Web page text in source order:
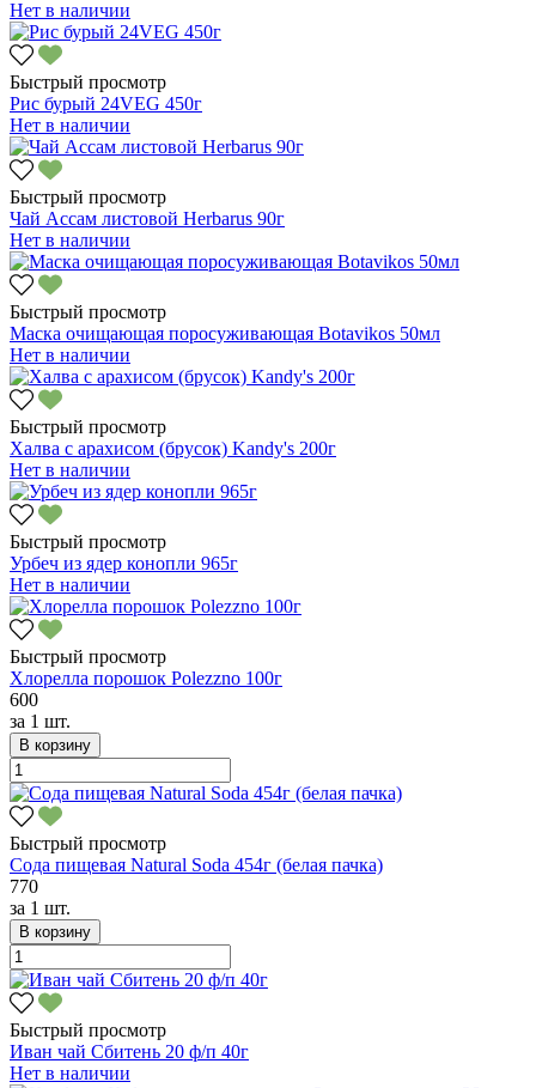
Нет в наличии
Быстрый просмотр
Рис бурый 24VEG 450г
Нет в наличии
Быстрый просмотр
Чай Ассам листовой Herbarus 90г
Нет в наличии
Быстрый просмотр
Маска очищающая поросуживающая Botavikos 50мл
Нет в наличии
Быстрый просмотр
Халва с арахисом (брусок) Kandy's 200г
Нет в наличии
Быстрый просмотр
Урбеч из ядер конопли 965г
Нет в наличии
Быстрый просмотр
Хлорелла порошок Polezzno 100г
600
за 1 шт.
В корзину
Быстрый просмотр
Сода пищевая Natural Soda 454г (белая пачка)
770
за 1 шт.
В корзину
Быстрый просмотр
Иван чай Сбитень 20 ф/п 40г
Нет в наличии